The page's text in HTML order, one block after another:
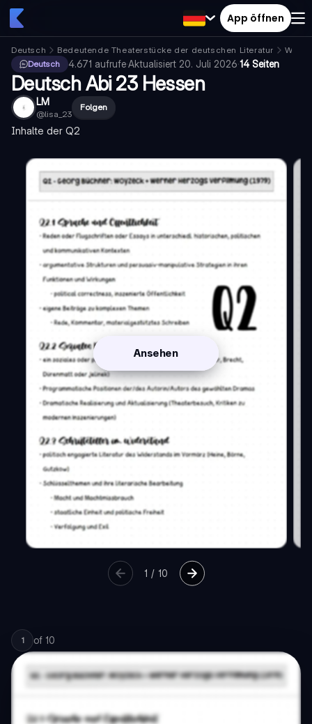
App öffnen
Deutsch Bedeutende Theaterstücke der deutschen Literatur
Deutsch
4.671 aufrufe·Aktualisiert 20. Juli 2026·14 Seiten
Deutsch Abi 23 Hessen
LM
@lisa_23
Folgen
Inhalte der Q2
Ansehen
1 / 10
1 of 10